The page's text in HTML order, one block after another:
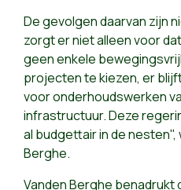
De gevolgen daarvan zijn
zorgt er niet alleen voor
geen enkele
projecten te kiezen, er
voor onderhoudswerken
infrastructuur. Deze
al budgettair in de
Berghe.
Vanden Berghe benadrukt